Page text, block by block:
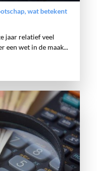
wat betekent
jaar relatief veel
een wet in de maak...